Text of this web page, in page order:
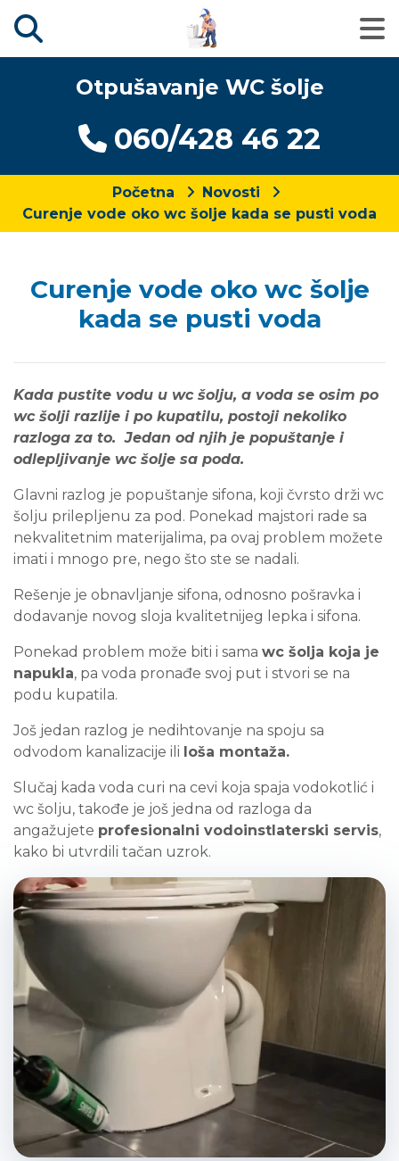
Otpušavanje WC šolje
060/428 46 22
Početna
Novosti
Curenje vode oko wc šolje kada se pusti voda
Curenje vode oko wc šolje
kada se pusti voda
Kada pustite vodu u wc šolju, a voda se osim po
wc šolji razlije i po kupatilu, postoji nekoliko
razloga za to. Jedan od njih je popuštanje i
odlepljivanje wc šolje sa poda.
Glavni razlog je popuštanje sifona, koji čvrsto drži wc
šolju prilepljenu za pod. Ponekad majstori rade sa
nekvalitetnim materijalima, pa ovaj problem možete
imati i mnogo pre, nego što ste se nadali.
Rešenje je obnavljanje sifona, odnosno pošravka i
dodavanje novog sloja kvalitetnijeg lepka i sifona.
Ponekad problem može biti i sama wc šolja koja je
napukla, pa voda pronađe svoj put i stvori se na
podu kupatila.
Još jedan razlog je nedihtovanje na spoju sa
odvodom kanalizacije ili loša montaža.
Slučaj kada voda curi na cevi koja spaja vodokotlić i
wc šolju, takođe je još jedna od razloga da
angažujete profesionalni vodoinstlaterski servis,
kako bi utvrdili tačan uzrok.